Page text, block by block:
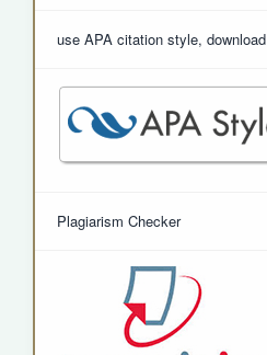
use APA citation style, download
Plagiarism Checker